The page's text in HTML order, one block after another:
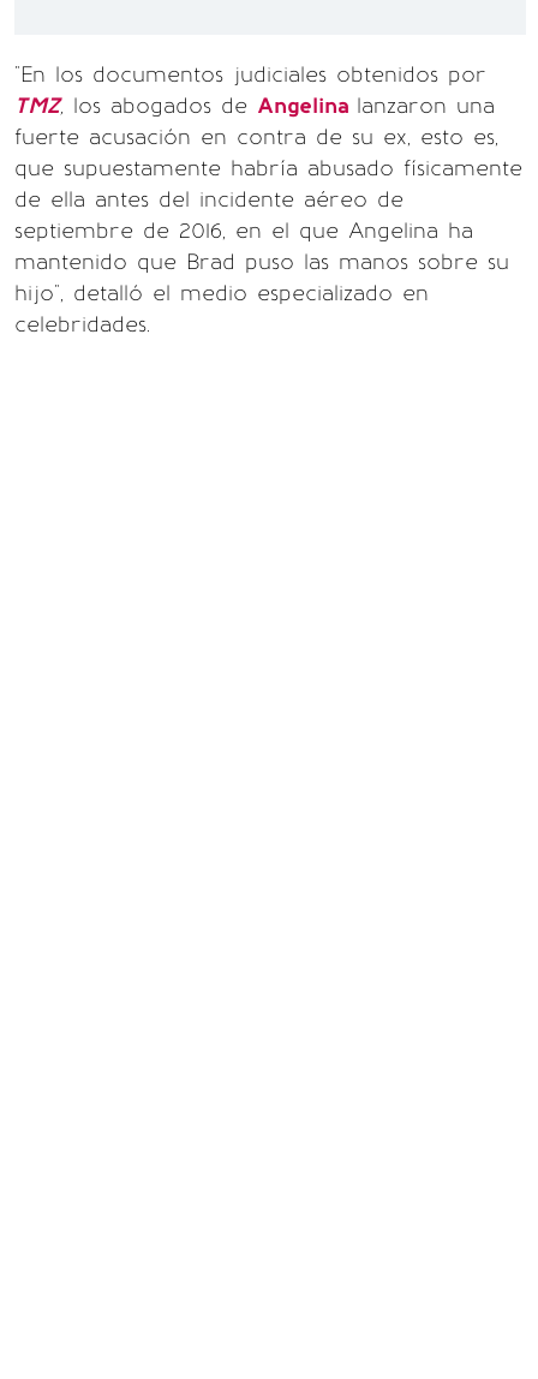
"En los documentos judiciales obtenidos por
TMZ, los abogados de Angelina lanzaron una
fuerte acusación en contra de su ex, esto es,
que supuestamente habría abusado físicamente
de ella antes del incidente aéreo de
septiembre de 2016, en el que Angelina ha
mantenido que Brad puso las manos sobre su
hijo", detalló el medio especializado en
celebridades.